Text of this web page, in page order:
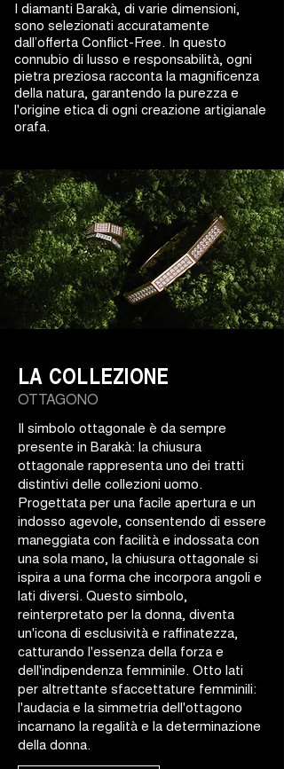
I diamanti Barakà, di varie dimensioni,
sono selezionati accuratamente
dall’offerta Conflict-Free. In questo
connubio di lusso e responsabilità, ogni
pietra preziosa racconta la magnificenza
della natura, garantendo la purezza e
l'origine etica di ogni creazione artigianale
orafa.
LA COLLEZIONE
OTTAGONO
Il simbolo ottagonale è da sempre
presente in Barakà: la chiusura
ottagonale rappresenta uno dei tratti
distintivi delle collezioni uomo.
Progettata per una facile apertura e un
indosso agevole, consentendo di essere
maneggiata con facilità e indossata con
una sola mano, la chiusura ottagonale si
ispira a una forma che incorpora angoli e
lati diversi. Questo simbolo,
reinterpretato per la donna, diventa
un'icona di esclusività e raffinatezza,
catturando l'essenza della forza e
dell'indipendenza femminile. Otto lati
per altrettante sfaccettature femminili:
l'audacia e la simmetria dell'ottagono
incarnano la regalità e la determinazione
della donna.